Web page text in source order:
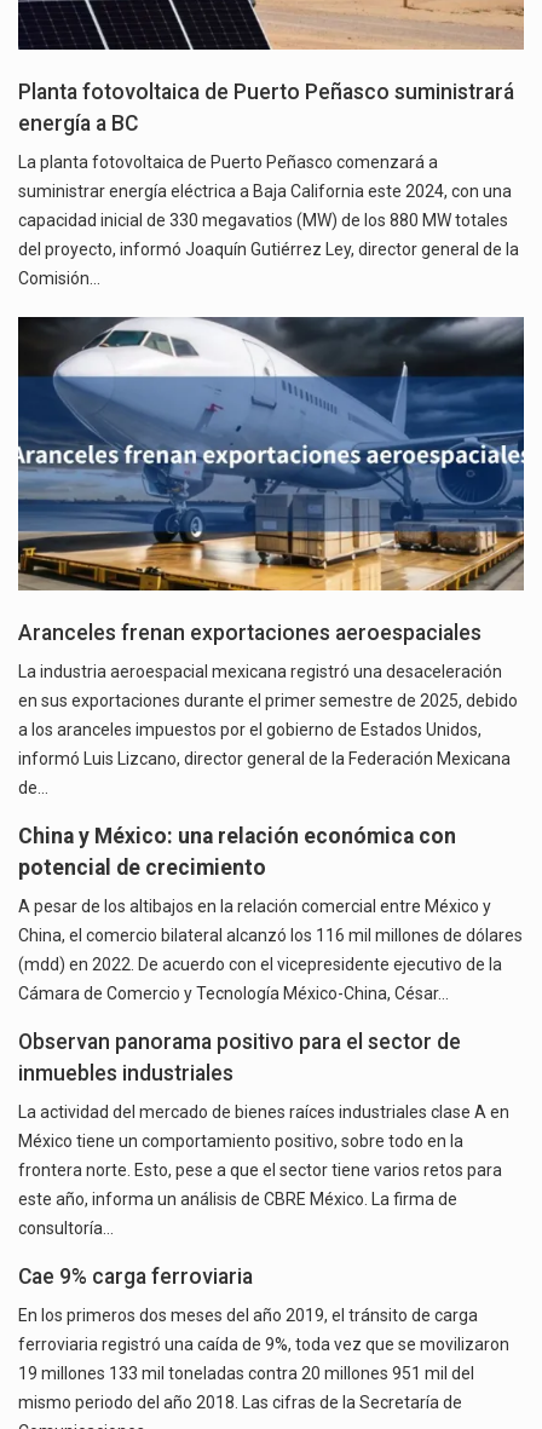
Planta fotovoltaica de Puerto Peñasco suministrará
energía a BC
La planta fotovoltaica de Puerto Peñasco comenzará a
suministrar energía eléctrica a Baja California este 2024, con una
capacidad inicial de 330 megavatios (MW) de los 880 MW totales
del proyecto, informó Joaquín Gutiérrez Ley, director general de la
Comisión…
Aranceles frenan exportaciones aeroespaciales
La industria aeroespacial mexicana registró una desaceleración
en sus exportaciones durante el primer semestre de 2025, debido
a los aranceles impuestos por el gobierno de Estados Unidos,
informó Luis Lizcano, director general de la Federación Mexicana
de…
China y México: una relación económica con
potencial de crecimiento
A pesar de los altibajos en la relación comercial entre México y
China, el comercio bilateral alcanzó los 116 mil millones de dólares
(mdd) en 2022. De acuerdo con el vicepresidente ejecutivo de la
Cámara de Comercio y Tecnología México-China, César…
Observan panorama positivo para el sector de
inmuebles industriales
La actividad del mercado de bienes raíces industriales clase A en
México tiene un comportamiento positivo, sobre todo en la
frontera norte. Esto, pese a que el sector tiene varios retos para
este año, informa un análisis de CBRE México. La firma de
consultoría…
Cae 9% carga ferroviaria
En los primeros dos meses del año 2019, el tránsito de carga
ferroviaria registró una caída de 9%, toda vez que se movilizaron
19 millones 133 mil toneladas contra 20 millones 951 mil del
mismo periodo del año 2018. Las cifras de la Secretaría de